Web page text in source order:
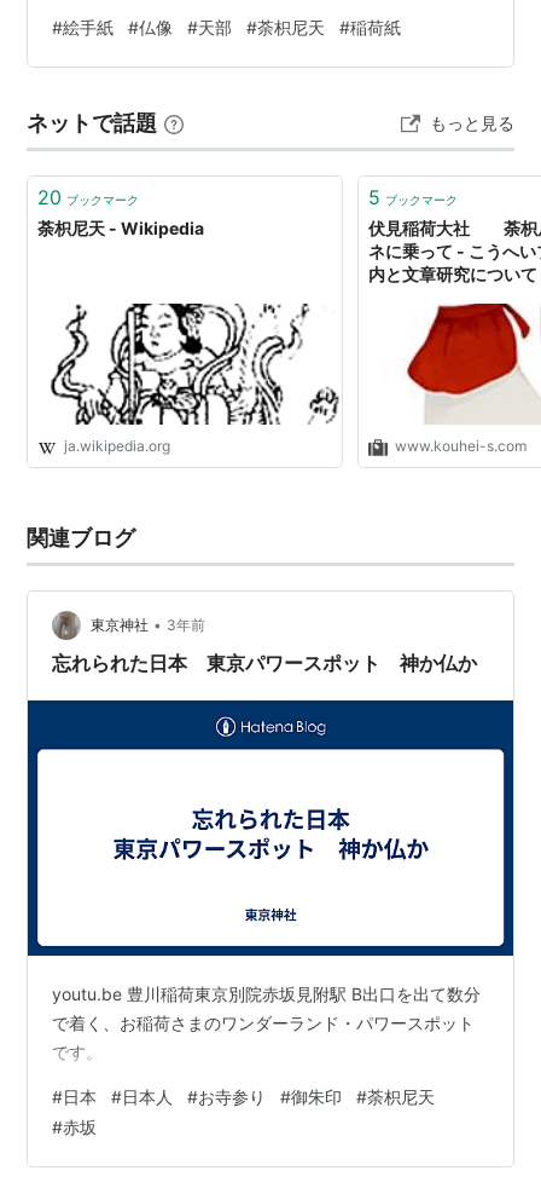
神々のこと 天部は梵語でデーバ、天のことで天界の意味
がある。仏教では天上界に住む神を天といいます。イン
なった。また、人々に現世利益を与える神として信仰さ
れている。 四天王、梵天、帝釈天など甲冑に身…
#絵手紙 #仏像 #天部 #荼枳尼天 #稲荷紙
ネットで話題 もっと見る
20 ブックマーク
荼枳尼天 - Wikipedia
ja.wikipedia.org
5 ブックマーク
伏見稲荷大社 荼枳
ネに乗って - こうへ
内と文章研究につ
www.kouhei-s.com
関連ブログ
東京神社 • 3年前
忘れられた日本 東京パワースポット 神か仏か
youtu.be 豊川稲荷東京別院赤坂見附駅 B出口を出て数分
で着く、お稲荷さまのワンダーランド・パワースポット
です。
#日本 #日本人 #お寺参り #御朱印 #荼枳尼天
#赤坂